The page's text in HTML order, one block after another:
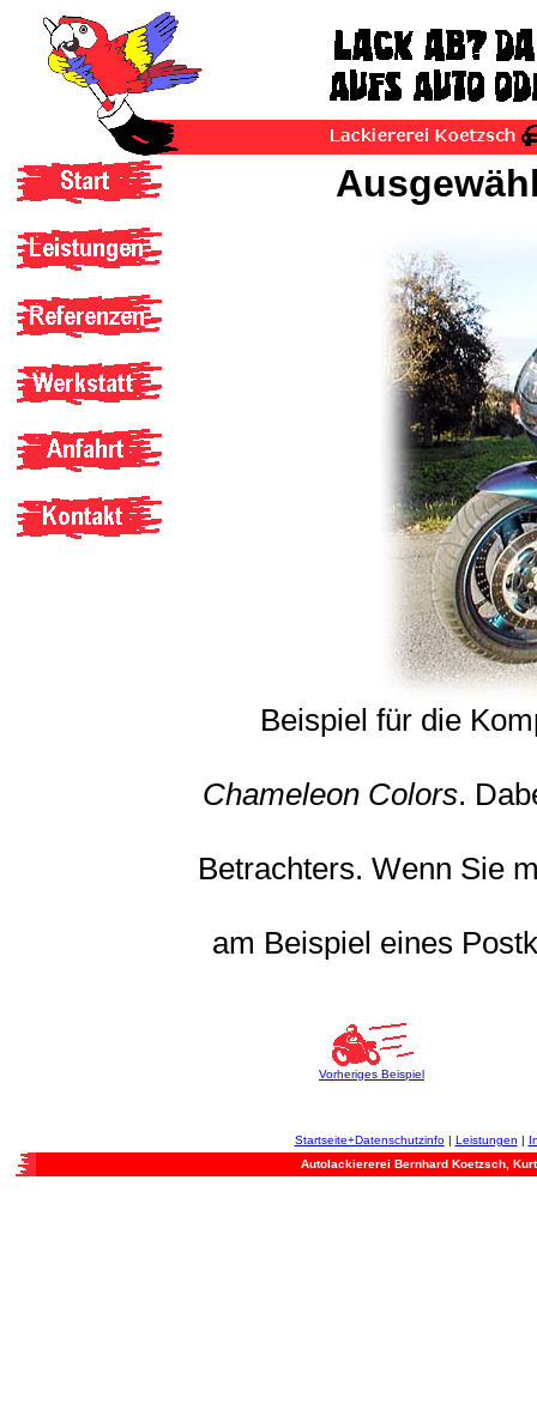
Beispiel für die
Chameleon Colors.
Betrachters. Wenn Sie
am Beispiel eines
Vorheriges Beispiel
Startseite+Datenschutzinfo| Leistungen |
Autolackiererei Bernhard Koetzsch,